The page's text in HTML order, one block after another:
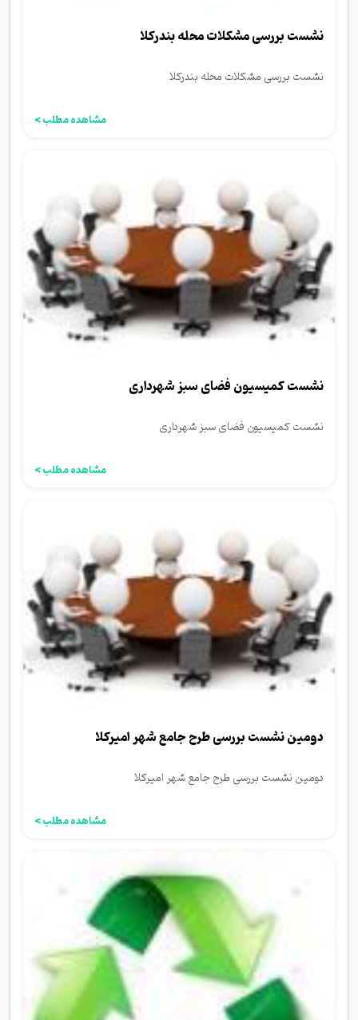
نشست بررسی مشکلات محله بندرکلا
نشست بررسی مشکلات محله بندرکلا
مشاهده مطلب >
نشست کمیسیون فضای سبز شهرداری
نشست کمیسیون فضای سبز شهرداری
مشاهده مطلب >
دومین نشست بررسی طرح جامع شهر امیرکلا
دومین نشست بررسی طرح جامع شهر امیرکلا
مشاهده مطلب >